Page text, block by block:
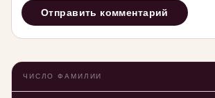
ЧИСЛО ФАМИЛИИ